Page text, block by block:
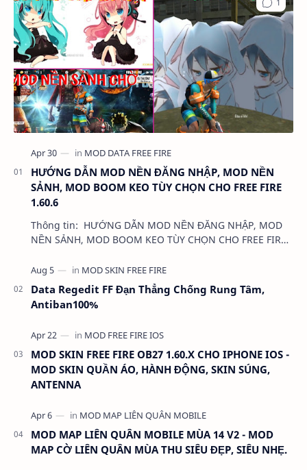
HƯỚNG DẪN MOD NỀN ĐĂNG NHẬP, MOD NỀN
SẢNH, MOD BOOM KEO TÙY CHỌN CHO FREE FIRE
1.60.6
Thông tin: HƯỚNG DẪN MOD NỀN ĐĂNG NHẬP, MOD
NỀN SẢNH, MOD BOOM KEO TÙY CHỌN CHO FREE FIRE
Data Regedit FF Đạn Thẳng Chống Rung Tâm,
Antiban100%
MOD SKIN FREE FIRE OB27 1.60.X CHO IPHONE IOS -
MOD SKIN QUẦN ÁO, HÀNH ĐỘNG, SKIN SÚNG,
ANTENNA
MOD MAP LIÊN QUÂN MOBILE MÙA 14 V2 - MOD
MAP CỜ LIÊN QUÂN MÙA THU SIÊU ĐẸP, SIÊU NHẸ.